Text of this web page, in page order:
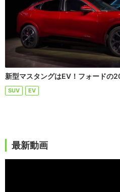
新型マスタングはEV！フォードの
SUV EV
最新動画